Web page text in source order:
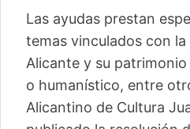
Las ayudas prestan
temas vinculados con
Alicante y su
o humanístico, entre
Alicantino de Cultura